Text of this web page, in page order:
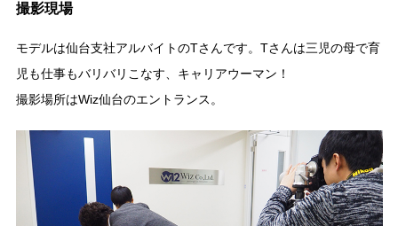
撮影現場
モデルは仙台支社アルバイトのTさんです。Tさんは三児の母で育
児も仕事もバリバリこなす、キャリアウーマン！
撮影場所はWiz仙台のエントランス。